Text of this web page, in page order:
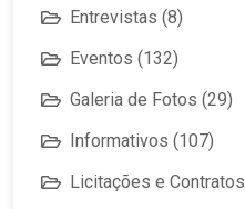
Entrevistas (8)
Eventos (132)
Galeria de Fotos (29)
Informativos (107)
Licitações e Contratos